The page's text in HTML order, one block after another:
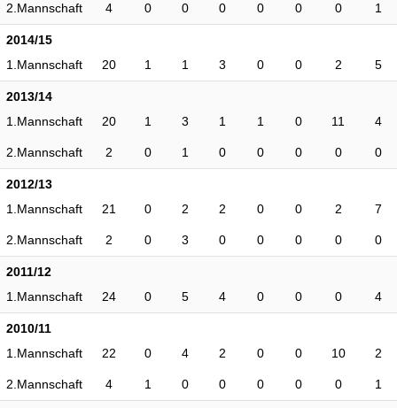
2.Mannschaft 4 0 0 0 0 0 0 1
2014/15
1.Mannschaft
20 1 1 3 0 0 2 5
2013/14
1.Mannschaft
20 1 3 1 1 0 11 4
2.Mannschaft 2 0 1 0 0 0 0 0
2012/13
1.Mannschaft
21 0 2 2 0 0 2 7
2.Mannschaft 2 0 3 0 0 0 0 0
2011/12
1.Mannschaft
24 0 5 4 0 0 0 4
2010/11
1.Mannschaft
22 0 4 2 0 0 10 2
2.Mannschaft 4 1 0 0 0 0 0 1